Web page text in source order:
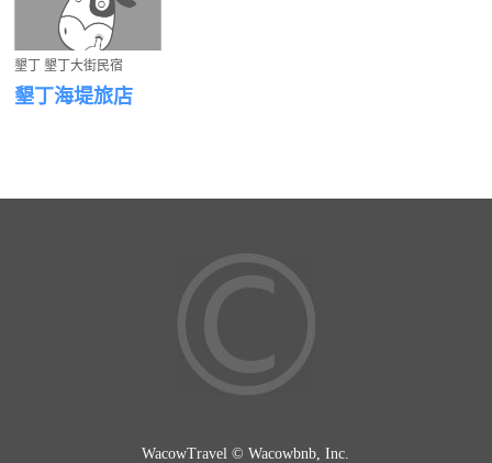
墾丁 墾丁大街民宿
墾丁海堤旅店
WacowTravel © Wacowbnb, Inc.